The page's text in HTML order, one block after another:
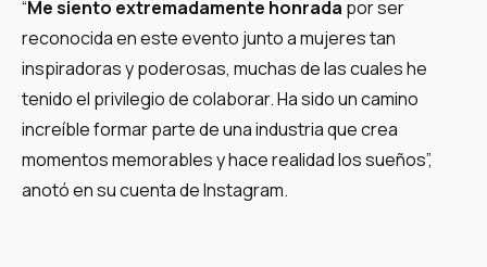
“Me siento extremadamente honrada por ser
reconocida en este evento junto a mujeres tan
inspiradoras y poderosas, muchas de las cuales he
tenido el privilegio de colaborar. Ha sido un camino
increíble formar parte de una industria que crea
momentos memorables y hace realidad los sueños”,
anotó en su cuenta de Instagram.